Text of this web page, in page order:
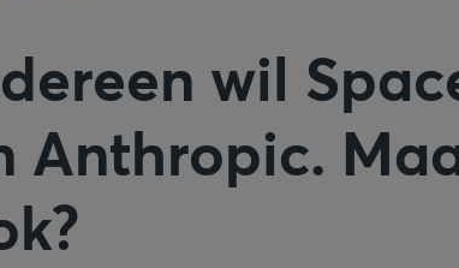
wil
Anthropic.